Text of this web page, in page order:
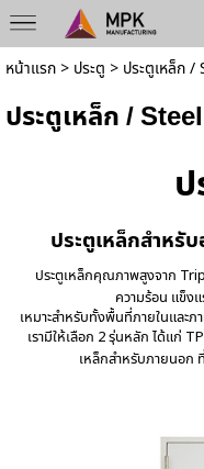
หน้าแรก> ประตู > ประตูเหล็ก
ประตูเหล็ก /
ป
ประตูเหล็กสำหรั
ประตูเหล็กคุณภาพสูงจาก
ความร้อน แข็ง
เหมาะสำหรับทั้งพื้นที่ภายในและ
เรามีให้เลือก 2 รุ่นหลัก ได้แก่
เหล็กสำหรับภายนอก